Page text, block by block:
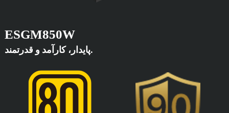
ESGM850W
پایدار، کارآمد و قدرتمند.